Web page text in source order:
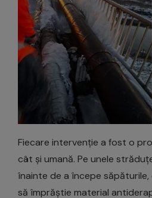
Fiecare intervenție a fost o
cât și umană. Pe unele
înainte de a începe
să împrăștie material